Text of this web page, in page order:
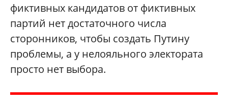
фиктивных кандидатов от фиктивных
партий нет достаточного числа
сторонников, чтобы создать Путину
проблемы, а у нелояльного электората
просто нет выбора.